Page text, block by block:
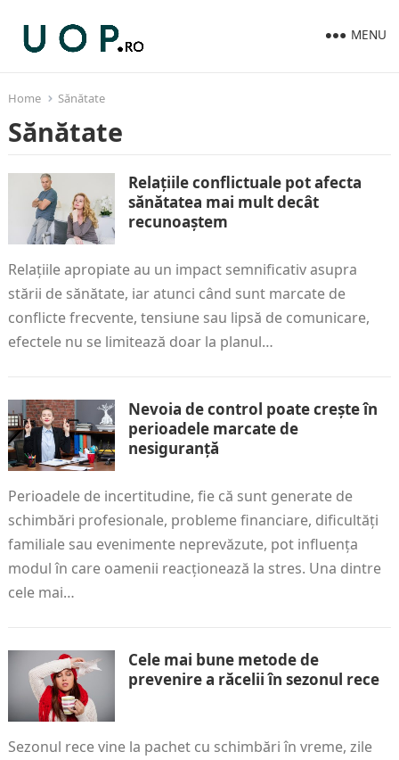
MENU
Home Sănătate
Sănătate
Relațiile conflictuale pot afecta
sănătatea mai mult decât
recunoaștem
Relațiile apropiate au un impact semnificativ asupra
stării de sănătate, iar atunci când sunt marcate de
conflicte frecvente, tensiune sau lipsă de comunicare,
efectele nu se limitează doar la planul…
Nevoia de control poate crește în
perioadele marcate de
nesiguranță
Perioadele de incertitudine, fie că sunt generate de
schimbări profesionale, probleme financiare, dificultăți
familiale sau evenimente neprevăzute, pot influența
modul în care oamenii reacționează la stres. Una dintre
cele mai…
Cele mai bune metode de
prevenire a răcelii în sezonul rece
Sezonul rece vine la pachet cu schimbări în vreme, zile